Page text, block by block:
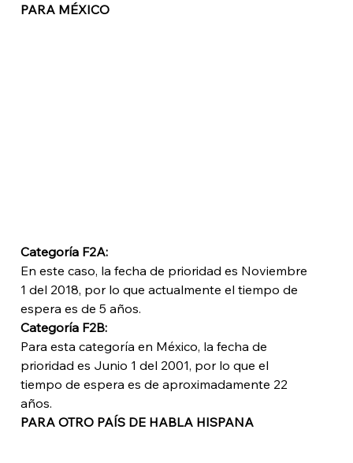
PARA MÉXICO
Categoría F2A:
En este caso, la fecha de prioridad es Noviembre
1 del 2018, por lo que actualmente el tiempo de
espera es de 5 años.
Categoría F2B:
Para esta categoría en México, la fecha de
prioridad es Junio 1 del 2001, por lo que el
tiempo de espera es de aproximadamente 22
años.
PARA OTRO PAÍS DE HABLA HISPANA